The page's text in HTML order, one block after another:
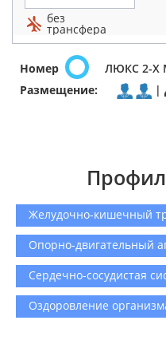
без
трансфера
Номер
ЛЮКС 2-Х
Размещение:
|
Желудочно-кишечный
Опорно-двигательный
Сердечно-сосудистая
Оздоровление